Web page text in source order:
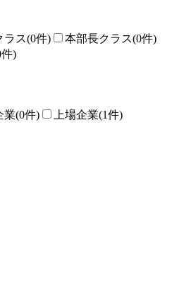
ラス(0件) 本部長クラス(0件)
)
業(0件) 上場企業(1件)